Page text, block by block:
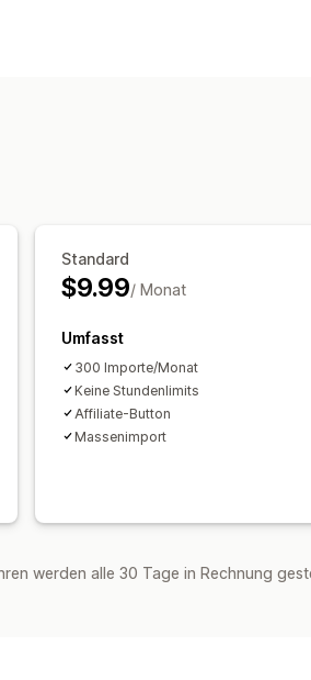
Standard
$9.99/ Monat
Umfasst
300 Importe/Monat
Keine Stundenlimits
Affiliate-Button
Massenimport
werden alle 30 Tage in Rechnung